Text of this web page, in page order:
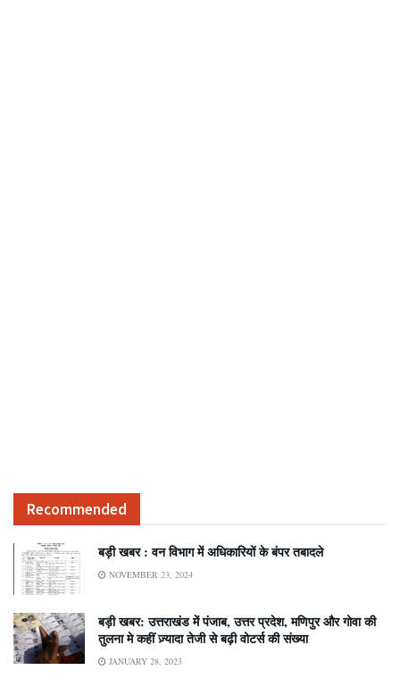
Recommended
बड़ी खबर : वन विभाग में अधिकारियों के बंपर तबादले
NOVEMBER 23, 2024
बड़ी खबर: उत्तराखंड में पंजाब, उत्तर प्रदेश, मणिपुर और गोवा की
तुलना मे कहीं ज़्यादा तेजी से बढ़ी वोटर्स की संख्या
JANUARY 28, 2023